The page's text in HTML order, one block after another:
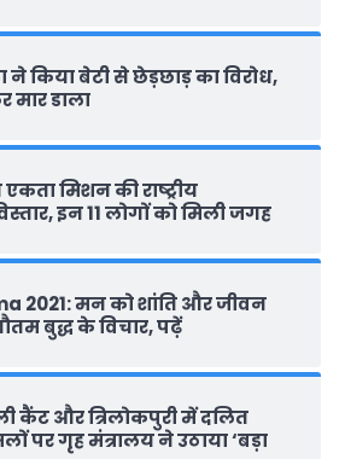
ने किया बेटी से छेड़छाड़ का विरोध,
मार डाला
एकता मिशन की राष्‍ट्रीय
इन 11 लोगों को मिली जगह
2021: मन को शांति और जीवन
बुद्ध के विचार, पढ़ें
कैंट और त्रिलोकपुरी में दलित
पर गृह मंत्रालय ने उठाया ‘बड़ा